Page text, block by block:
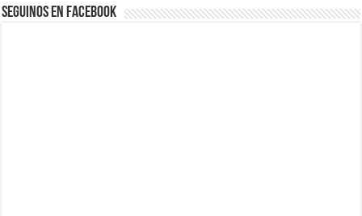
Seguinos en Facebook